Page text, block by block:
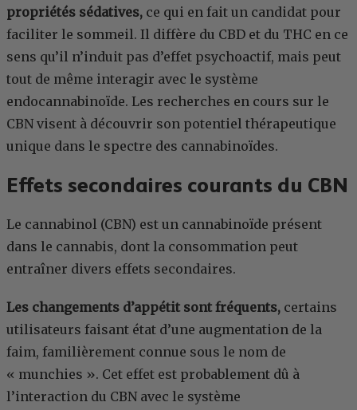
propriétés sédatives, ce qui en fait un candidat pour
faciliter le sommeil. Il diffère du CBD et du THC en ce
sens qu’il n’induit pas d’effet psychoactif, mais peut
tout de même interagir avec le système
endocannabinoïde. Les recherches en cours sur le
CBN visent à découvrir son potentiel thérapeutique
unique dans le spectre des cannabinoïdes.
Effets secondaires courants du CBN
Le cannabinol (CBN) est un cannabinoïde présent
dans le cannabis, dont la consommation peut
entraîner divers effets secondaires.
Les changements d’appétit sont fréquents, certains
utilisateurs faisant état d’une augmentation de la
faim, familièrement connue sous le nom de
« munchies ». Cet effet est probablement dû à
l’interaction du CBN avec le système